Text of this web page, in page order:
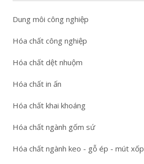
Dung môi công nghiệp
Hóa chất công nghiệp
Hóa chất dệt nhuộm
Hóa chất in ấn
Hóa chất khai khoáng
Hóa chất ngành gốm sứ
Hóa chất ngành keo - gỗ ép - mút xốp